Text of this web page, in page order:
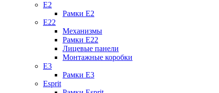
E2
Рамки E2
E22
Механизмы
Рамки E22
Лицевые панели
Монтажные коробки
E3
Рамки E3
Esprit